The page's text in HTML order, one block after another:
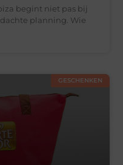
begint niet pas bij
planning. Wie
GESCHENKEN